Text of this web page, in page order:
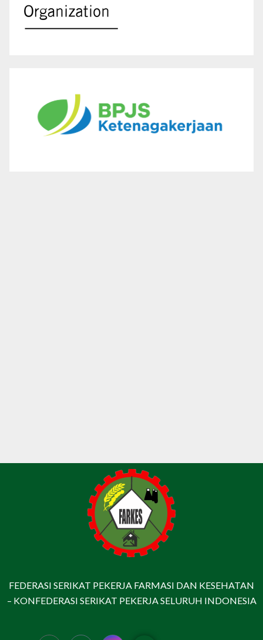
FEDERASI SERIKAT PEKERJA FARMASI DAN KESEHATAN
– KONFEDERASI SERIKAT PEKERJA SELURUH INDONESIA